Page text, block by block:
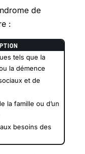
de
:
tels que la
la démence
et de
la famille ou d’un
besoins des